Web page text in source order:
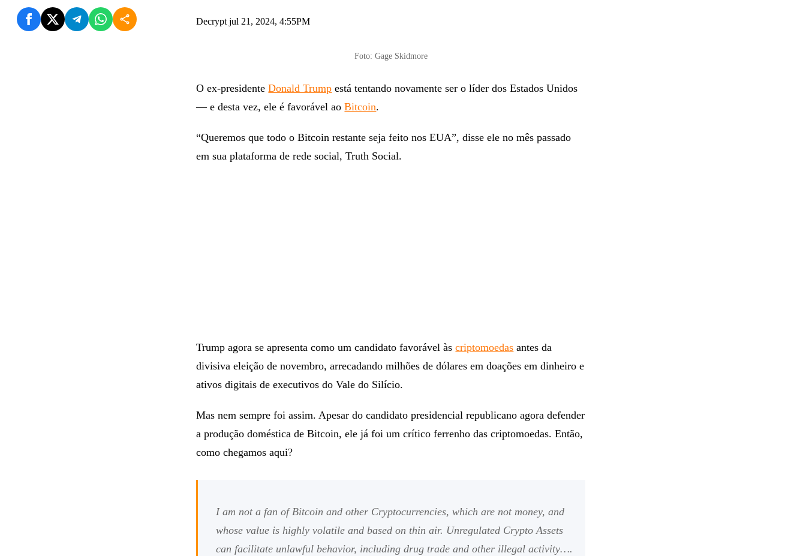
Decrypt jul 21, 2024, 4:55PM
Foto: Gage Skidmore
O ex-presidenteDonald Trump está tentando novamente ser o líder dos Estados Unidos
— e desta vez, ele é favorável aoBitcoin.
“Queremos que todo o Bitcoin restante seja feito nos EUA”, disse ele no mês passado
em sua plataforma de rede social, Truth Social.
Trump agora se apresenta como um candidato favorável àscriptomoedas antes da
divisiva eleição de novembro, arrecadando milhões de dólares em doações em dinheiro e
ativos digitais de executivos do Vale do Silício.
Mas nem sempre foi assim. Apesar do candidato presidencial republicano agora defender
a produção doméstica de Bitcoin, ele já foi um crítico ferrenho das criptomoedas. Então,
como chegamos aqui?
I am not a fan of Bitcoin and other Cryptocurrencies, which are not money, and
whose value is highly volatile and based on thin air. Unregulated Crypto Assets
can facilitate unlawful behavior, including drug trade and other illegal activity….